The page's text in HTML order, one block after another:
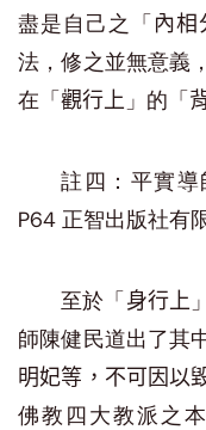
盡是自己之「 內相
法，修之並無意義
在「 觀行上 」的「
註四：平實導
P64 正智出版社有
至於「 身行上
師陳健民道出了其
明妃等，不可因以
佛教四大教派之